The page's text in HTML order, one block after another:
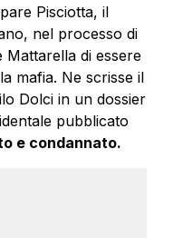
Pisciotta, il
nel processo di
di essere
mafia. Ne scrisse il
Dolci in un dossier
pubblicato
e condannato.